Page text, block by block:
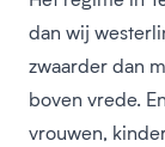
dan wij
zwaarder dan
boven vrede.
vrouwen,